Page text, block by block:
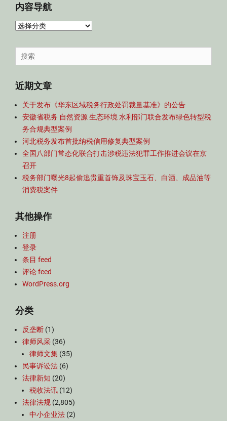
内容导航
内
导
航
Search
for:
近期文章
关于发布《华东区域税务行政处罚裁量基准》的公告
安徽省税务 自然资源 生态环境 水利部门联合发布绿色转型税
务合规典型案例
河北税务发布首批纳税信用修复典型案例
全国八部门常态化联合打击涉税违法犯罪工作推进会议在京
召开
税务部门曝光8起偷逃贵重首饰及珠宝玉石、白酒、成品油等
消费税案件
其他操作
注册
登录
条目 feed
评论 feed
WordPress.org
分类
反垄断 (1)
律师风采 (36)
律师文集 (35)
民事诉讼法 (6)
法律新知 (20)
税收法讯 (12)
法律法规 (2,805)
中小企业法 (2)